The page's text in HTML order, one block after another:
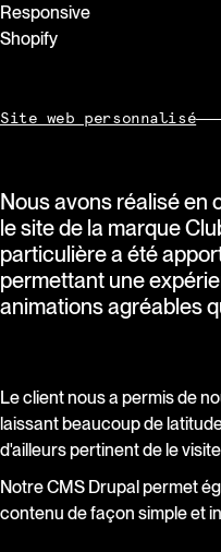
Responsive
Shopify
Site web personnalisé
Nous avons réalisé en
le site de la marque
particulière a été
permettant une
animations agréables
Le client nous a permis de
laissant beaucoup de
d'ailleurs pertinent de le
Notre CMS Drupal permet
contenu de façon simple et